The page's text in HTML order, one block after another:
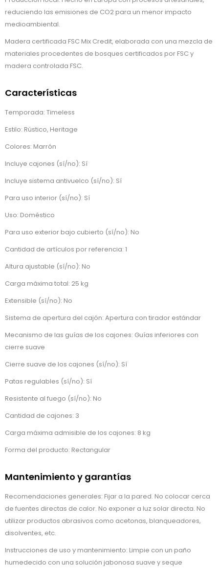
reduciendo las emisiones de CO2 para un menor impacto
medioambiental.
Madera certificada FSC Mix Credit, elaborada con una mezcla de
materiales procedentes de bosques certificados por FSC y
madera controlada FSC.
Características
Temporada: Timeless
Estilo: Rústico, Heritage
Colores: Marrón
Incluye cajones (sí/no): Sí
Incluye sistema antivuelco (sí/no): Sí
Para uso interior (sí/no): Sí
Uso: Doméstico
Para uso exterior bajo cubierto (sí/no): No
Cantidad de artículos por referencia: 1
Altura ajustable (sí/no): No
Carga máxima total: 25 kg
Extensible (sí/no): No
Sistema de apertura del cajón: Apertura con tirador estándar
Mecanismo de las guías de los cajones: Guías inferiores con
cierre suave
Cierre suave de los cajones (sí/no): Sí
Patas regulables (sí/no): Sí
Resistente al fuego (sí/no): No
Cantidad de cajones: 3
Carga máxima admisible de los cajones: 8 kg
Forma del producto: Rectangular
Mantenimiento y garantías
Recomendaciones generales: Fijar a la pared. No colocar cerca
de fuentes directas de calor. No exponer a luz solar directa. No
utilizar productos abrasivos como acetonas, blanqueadores,
disolventes, etc.
Instrucciones de uso y mantenimiento: Limpie con un paño
humedecido con una solución jabonosa suave y seque